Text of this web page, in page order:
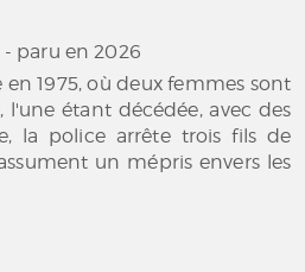
- paru en 2026
1975, où deux femmes sont
étant décédée, avec des
la police arrête trois fils de
un mépris envers les